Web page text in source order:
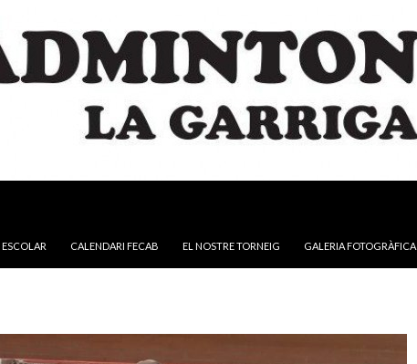
CALENDARI FECAB EL NOSTRE TORNEIG GALERIA FOTOGRÀFICA